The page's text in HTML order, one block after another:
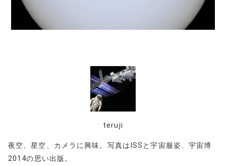
teruji
夜空、星空、カメラに興味。写真はISSと宇宙服姿、宇宙博
2014の思い出版。